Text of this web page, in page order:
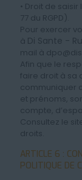
• Droit de
77 du RGPD).
Pour exercer
à Di Sante -
mail à
Afin que le
faire droit à sa
communiquer
et prénoms,
compte,
Consultez le
droits.
ARTICLE 6 :
POLITIQUE DE